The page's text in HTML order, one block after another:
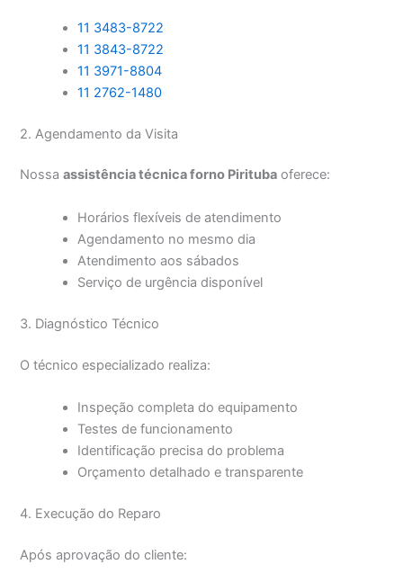
11 3483-8722
11 3843-8722
11 3971-8804
11 2762-1480
2. Agendamento da Visita
Nossaassistência técnica forno Pirituba oferece:
Horários flexíveis de atendimento
Agendamento no mesmo dia
Atendimento aos sábados
Serviço de urgência disponível
3. Diagnóstico Técnico
O técnico especializado realiza:
Inspeção completa do equipamento
Testes de funcionamento
Identificação precisa do problema
Orçamento detalhado e transparente
4. Execução do Reparo
Após aprovação do cliente: